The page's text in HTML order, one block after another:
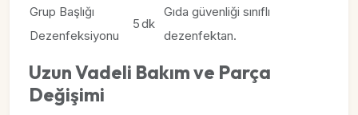
Grup Başlığı
Dezenfeksiyonu
5 dk
Gıda güvenliği sınıflı
dezenfektan.
Uzun Vadeli Bakım ve Parça
Değişimi